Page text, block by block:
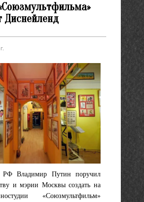
Диснейленд
РФ Владимир Путин поручил
и мэрии Москвы создать на
«Союзмультфильм»